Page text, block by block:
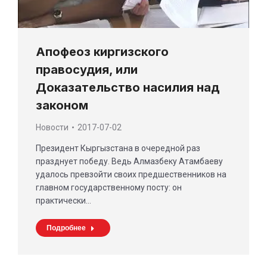
Апофеоз киргизского
правосудия, или
Доказательство насилия над
законом
Новости 2017-07-02
Президент Кыргызстана в очередной раз
празднует победу. Ведь Алмазбеку Атамбаеву
удалось превзойти своих предшественников на
главном государственному посту: он
практически…
Подробнее